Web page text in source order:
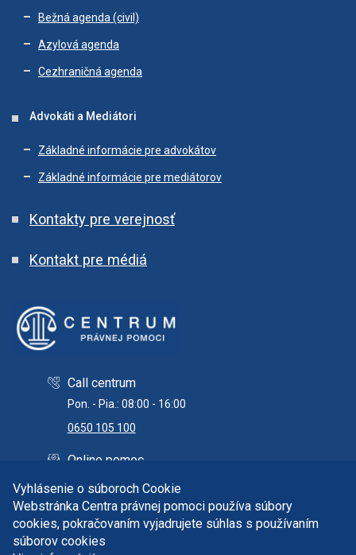
Vyhlásenie o súboroch Cookie
Webstránka Centra právnej pomoci používa súbory
cookies, pokračovaním vyjadrujete súhlas s používaním
súborov cookies
Bežná agenda (civil)
Azylová agenda
Cezhraničná agenda
Advokáti a Mediátori
Základné informácie pre advokátov
Základné informácie pre mediátorov
Kontakty pre verejnosť
Kontakt pre médiá
Call centrum
Pon. - Pia.: 08:00 - 16:00
0650 105 100
Online pomoc
info@centrumpravnejpomoci.sk
Copyright © 2026 Centrum právnej pomoci. Všetky práva